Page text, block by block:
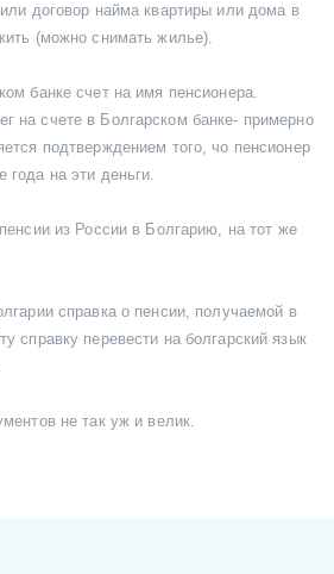
договор найма квартиры или дома в
(можно снимать жилье).
банке счет на имя пенсионера.
на счете в Болгарском банке- примерно
подтверждением того, чо пенсионер
года на эти деньги.
из России в Болгарию, на тот же
справка о пенсии, получаемой в
справку перевести на болгарский язык
не так уж и велик.